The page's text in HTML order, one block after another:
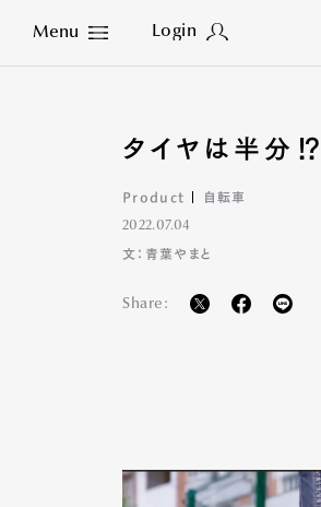
Menu Login
Close
タイヤは半分
Product 自転車
2022.07.04
文：青葉やまと
Share: